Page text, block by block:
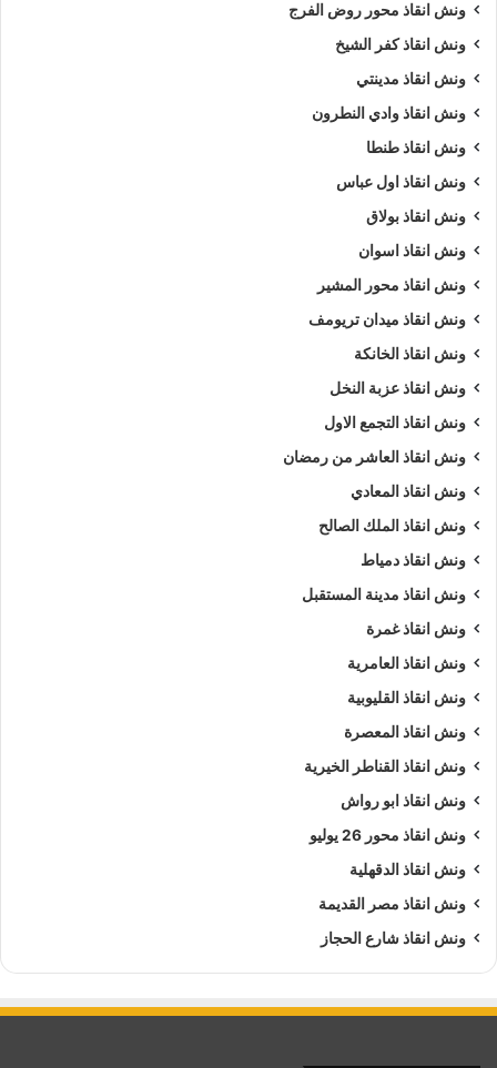
ونش انقاذ محور روض الفرج
ونش انقاذ كفر الشيخ
ونش انقاذ مدينتي
ونش انقاذ وادي النطرون
ونش انقاذ طنطا
ونش انقاذ اول عباس
ونش انقاذ بولاق
ونش انقاذ اسوان
ونش انقاذ محور المشير
ونش انقاذ ميدان تريومف
ونش انقاذ الخانكة
ونش انقاذ عزبة النخل
ونش انقاذ التجمع الاول
ونش انقاذ العاشر من رمضان
ونش انقاذ المعادي
ونش انقاذ الملك الصالح
ونش انقاذ دمياط
ونش انقاذ مدينة المستقبل
ونش انقاذ غمرة
ونش انقاذ العامرية
ونش انقاذ القليوبية
ونش انقاذ المعصرة
ونش انقاذ القناطر الخيرية
ونش انقاذ ابو رواش
ونش انقاذ محور 26 يوليو
ونش انقاذ الدقهلية
ونش انقاذ مصر القديمة
ونش انقاذ شارع الحجاز